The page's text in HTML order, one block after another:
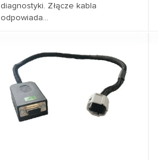
diagnostyki. Złącze kabla
odpowiada...
Pokrycie pojazdów
LEXUS, NISSAN,